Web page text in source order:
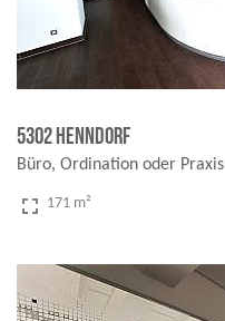
5302 Henndorf
Büro, Ordination oder Praxis
fullscreen 171 m²